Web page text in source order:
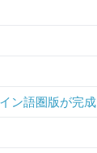
ン語圏版が完成